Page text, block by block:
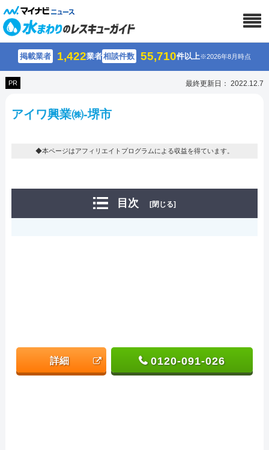
掲載業者 1,422業者相談件数 55,710件以上※2026年8月時点
PR 最終更新日： 2022.12.7
アイワ興業㈱-堺市
◆本ページはアフィリエイトプログラムによる収益を得ています。
目次 [閉じる]
詳細 0120-091-026